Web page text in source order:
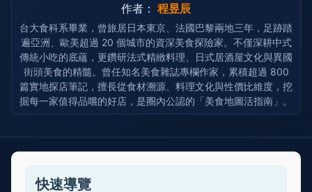
作者： 程昱辰
台大食科系畢業，曾旅居日本東京、法國巴黎兩地三年，足跡踏
遍亞洲、歐美超過 20 個城市的資深美食探險家。不僅深耕中式
傳統小吃的底蘊，更鑽研法式精緻料理、日式居酒屋文化與異國
街頭美食的精髓。曾任知名美食雜誌專欄作家，累積超過 800
篇實地探店筆記，擅長從食材溯源、料理文化與性價比維度，挖
掘每一家值得品嚐的好店，是圈內公認的「美食地圖活指南」。
快速導覽